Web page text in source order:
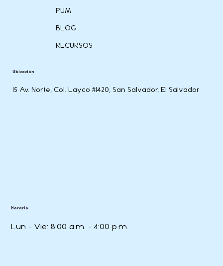
PUM
BLOG
RECURSOS
Horario
Lun - Vie: 8:00 a.m. - 4:00 p.m.
Ubicación
15 Av. Norte, Col. Layco #1420, San Salvador, El Salvador